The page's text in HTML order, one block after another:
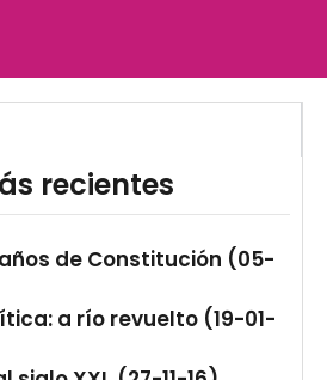
recientes
años de Constitución (05-
a río revuelto (19-01-